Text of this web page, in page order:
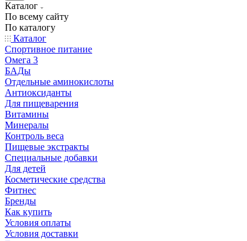
Каталог
По всему сайту
По каталогу
Каталог
Спортивное питание
Омега 3
БАДы
Отдельные аминокислоты
Антиоксиданты
Для пищеварения
Витамины
Минералы
Контроль веса
Пищевые экстракты
Специальные добавки
Для детей
Косметические средства
Фитнес
Бренды
Как купить
Условия оплаты
Условия доставки